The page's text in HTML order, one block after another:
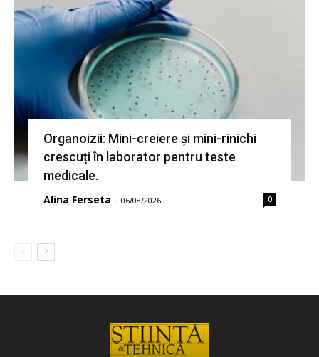
Organoizii: Mini-creiere și mini-rinichi
crescuți în laborator pentru teste
medicale.
Alina Ferseta - 06/08/2026 0